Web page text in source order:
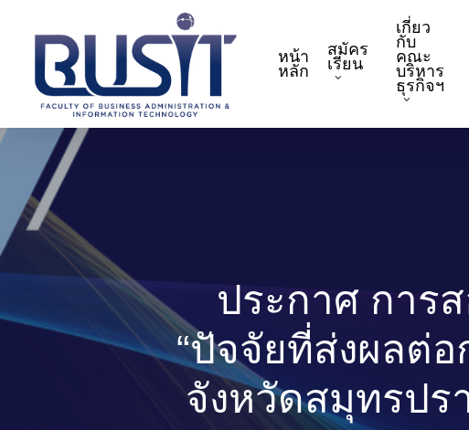
content
หน้า
หลัก
สมัคร
เรียน
เกี่ยว
กับ
คณะ
บริหาร
ธุรกิจฯ
ประกาศ การ
“ปัจจัยที่ส่งผลต่
จังหวัดสมุทรปร